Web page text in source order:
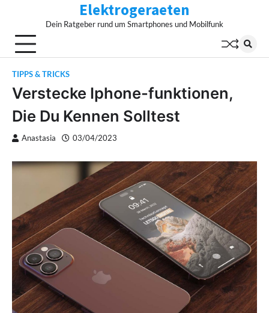
content
Elektrogeraeten
Dein Ratgeber rund um Smartphones und Mobilfunk
TIPPS & TRICKS
Verstecke Iphone-funktionen,
Die Du Kennen Solltest
Anastasia 03/04/2023